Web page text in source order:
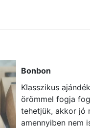
Bonbon
Klasszikus
örömmel fogja
tehetjük, akkor jó
amennyiben nem